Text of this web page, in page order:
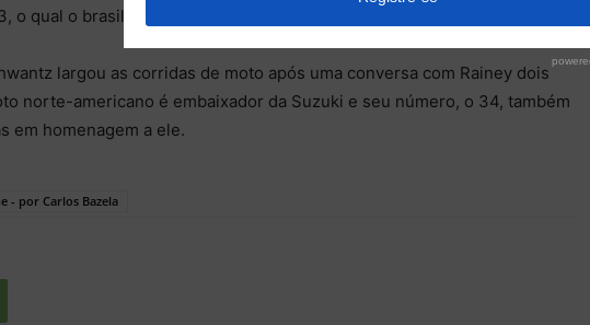
o qual o brasileiro
largou as corridas de moto após uma conversa com Rainey dois
norte-americano é embaixador da Suzuki e seu número, o 34, também
em homenagem a ele.
- por Carlos Bazela